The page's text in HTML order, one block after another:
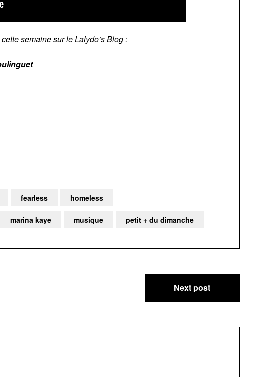
semaine sur le Lalydo’s Blog :
fearless homeless
marina kaye musique petit + du dimanche
Next post